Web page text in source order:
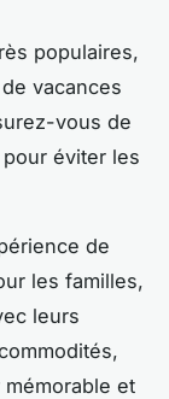
populaires,
vacances
vous de
éviter les
de
les familles,
leurs
et